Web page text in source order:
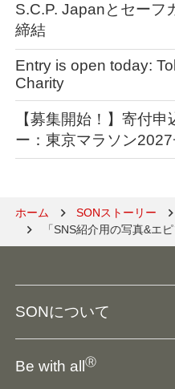
S.C.P. Japanとセーフ
締結
Entry is open today:
Charity
【募集開始！】寄付
ー：東京マラソン
ホーム SONストーリー
「SNS紹介用の写真&エ
SONについて
SO組織について
Be with allⓇ